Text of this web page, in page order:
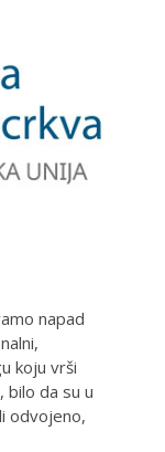
napad
koju vrši
bilo da su u
odvojeno,